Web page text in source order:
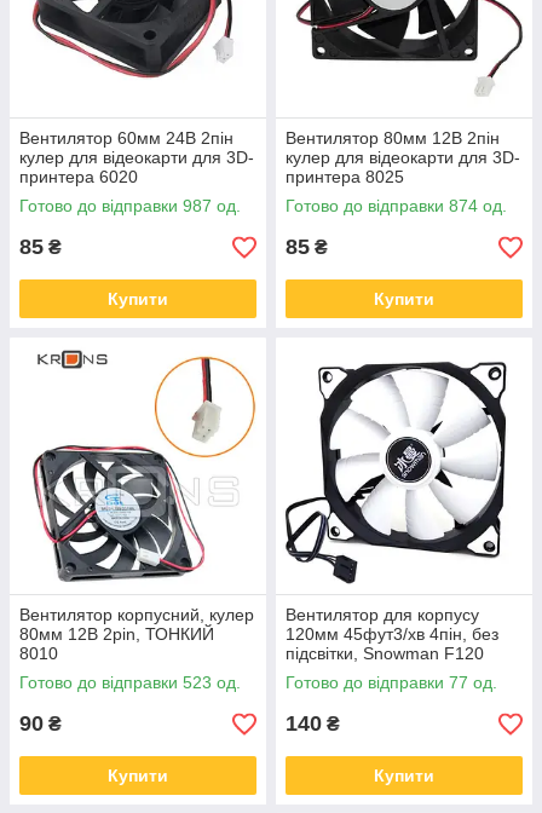
Вентилятор 60мм 24В 2пін
кулер для відеокарти для 3D-
принтера 6020
Готово до відправки 987 од.
85 ₴
Купити
Вентилятор 80мм 12В 2пін
кулер для відеокарти для 3D-
принтера 8025
Готово до відправки 874 од.
85 ₴
Купити
Вентилятор корпусний, кулер
80мм 12В 2pin, ТОНКИЙ
8010
Готово до відправки 523 од.
90 ₴
Купити
Вентилятор для корпусу
120мм 45фут3/хв 4пін, без
підсвітки, Snowman F120
Готово до відправки 77 од.
140 ₴
Купити